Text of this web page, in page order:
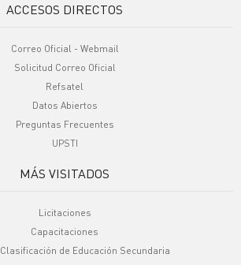
ACCESOS DIRECTOS
Correo Oficial - Webmail
Solicitud Correo Oficial
Refsatel
Datos Abiertos
Preguntas Frecuentes
UPSTI
MÁS VISITADOS
Licitaciones
Capacitaciones
de Educación Secundaria